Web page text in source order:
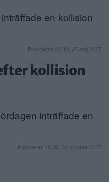
en kollision
Publicerad 00:10, 25 maj 2017
kollision
inträffade en
Publicerad 16:30, 31 oktober 2015